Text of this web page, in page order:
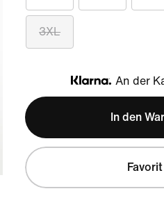
3XL
Klarna
An der
In den
Favorit